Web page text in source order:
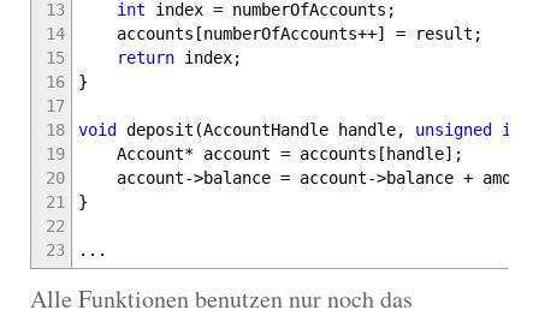
13
14
15
16
17
18
19
20
21
22
23
int index = numberOfAccounts ;
accounts [numberOfAccounts++] = result ;
return index;
}
void deposit (AccountHandle handle, unsigned int
Account* account = accounts [ handle] ;
account->balance = account->balance + amount
}
...
Alle Funktionen benutzen nur noch das